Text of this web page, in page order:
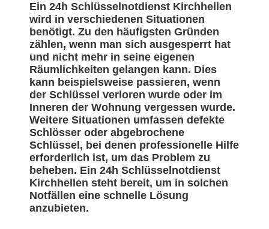
Ein 24h Schlüsselnotdienst Kirchhellen
wird in verschiedenen Situationen
benötigt. Zu den häufigsten Gründen
zählen, wenn man sich ausgesperrt hat
und nicht mehr in seine eigenen
Räumlichkeiten gelangen kann. Dies
kann beispielsweise passieren, wenn
der Schlüssel verloren wurde oder im
Inneren der Wohnung vergessen wurde.
Weitere Situationen umfassen defekte
Schlösser oder abgebrochene
Schlüssel, bei denen professionelle Hilfe
erforderlich ist, um das Problem zu
beheben. Ein 24h Schlüsselnotdienst
Kirchhellen steht bereit, um in solchen
Notfällen eine schnelle Lösung
anzubieten.